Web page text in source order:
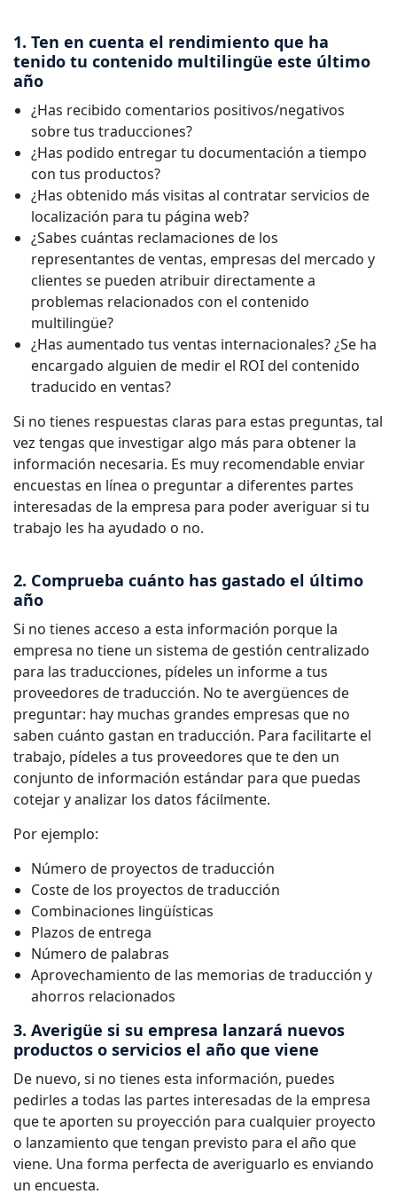
Manufactura
Finanzas
Jurídico
Instituciones Públicas
Defensa y Seguridad
Todas las industrias
1. Ten en cuenta el rendimiento que ha
tenido tu contenido multilingüe este último
año
¿Has recibido comentarios positivos/negativos
sobre tus traducciones?
¿Has podido entregar tu documentación a tiempo
con tus productos?
¿Has obtenido más visitas al contratar servicios de
localización para tu página web?
¿Sabes cuántas reclamaciones de los
representantes de ventas, empresas del mercado y
clientes se pueden atribuir directamente a
problemas relacionados con el contenido
multilingüe?
¿Has aumentado tus ventas internacionales? ¿Se ha
encargado alguien de medir el ROI del contenido
traducido en ventas?
Si no tienes respuestas claras para estas preguntas, tal
vez tengas que investigar algo más para obtener la
información necesaria. Es muy recomendable enviar
encuestas en línea o preguntar a diferentes partes
interesadas de la empresa para poder averiguar si tu
trabajo les ha ayudado o no.
2. Comprueba cuánto has gastado el último
año
Si no tienes acceso a esta información porque la
empresa no tiene un sistema de gestión centralizado
para las traducciones, pídeles un informe a tus
proveedores de traducción. No te avergüences de
preguntar: hay muchas grandes empresas que no
saben cuánto gastan en traducción. Para facilitarte el
trabajo, pídeles a tus proveedores que te den un
conjunto de información estándar para que puedas
cotejar y analizar los datos fácilmente.
Por ejemplo:
Número de proyectos de traducción
Coste de los proyectos de traducción
Combinaciones lingüísticas
Plazos de entrega
Número de palabras
Aprovechamiento de las memorias de traducción y
ahorros relacionados
3. Averigüe si su empresa lanzará nuevos
productos o servicios el año que viene
De nuevo, si no tienes esta información, puedes
pedirles a todas las partes interesadas de la empresa
que te aporten su proyección para cualquier proyecto
o lanzamiento que tengan previsto para el año que
viene. Una forma perfecta de averiguarlo es enviando
un encuesta.